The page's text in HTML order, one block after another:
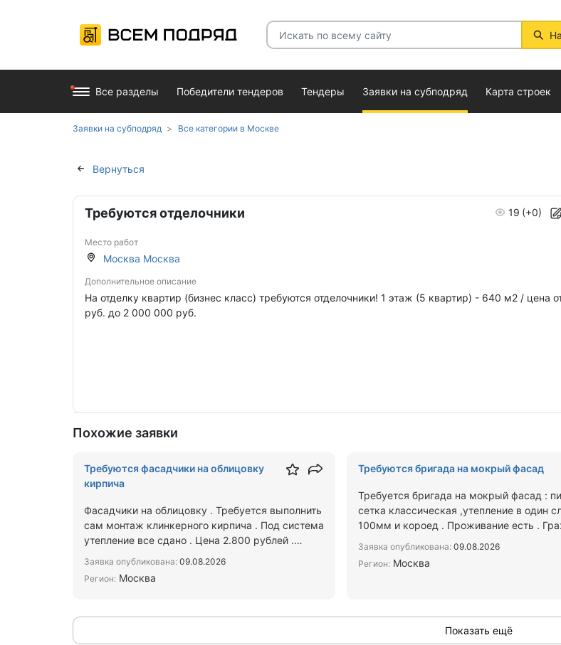
Все разделы Победители тендеров Тендеры Заявки на субподряд Карта строек
Заявки на субподряд Все категории в Москве
Вернуться
Требуются отделочники 19 (+0)
Место работ
Москва Москва
Дополнительное описание
На отделку квартир (бизнес класс) требуются отделочники! 1 этаж (5 квартир) - 640 м2 / цена
руб. до 2 000 000 руб.
Похожие заявки
Требуются фасадчики на облицовку
кирпича
Фасадчики на облицовку . Требуется выполнить
сам монтаж клинкерного кирпича . Под система
утепление все сдано . Цена 2.800 рублей .
Заявка опубликована: 09.08.2026
Регион: Москва
Требуются бригада на мокрый фасад
Требуется бригада на мокрый фасад :
сетка классическая ,утепление в один
100мм и короед . Проживание есть .
Заявка опубликована: 09.08.2026
Регион: Москва
Показать ещё